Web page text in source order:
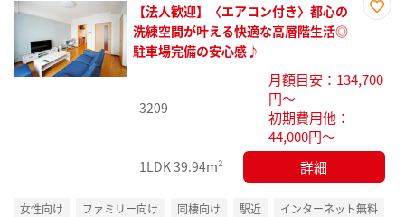
録
【法人歓迎】〈エアコン付き〉都心の
洗練空間が叶える快適な高層階生活◎
駐車場完備の安心感♪
3209
月額目安：134,700
円～
初期費用他：
44,000円～
1LDK39.94m² 詳細
女性向け ファミリー向け 同棲向け 駅近 インターネット無料